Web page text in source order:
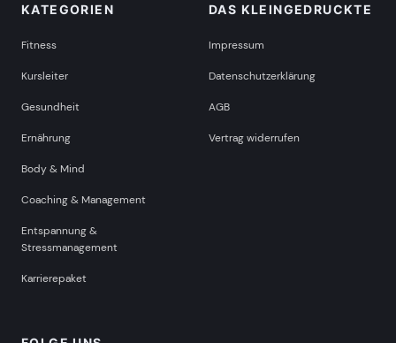
KATEGORIEN
Fitness
Kursleiter
Gesundheit
Ernährung
Body & Mind
Coaching & Management
Entspannung &
Stressmanagement
Karrierepaket
DAS KLEINGEDRUCKTE
Impressum
Datenschutzerklärung
AGB
Vertrag widerrufen